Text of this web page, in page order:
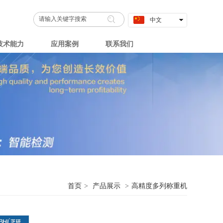
中文
术能力 应用案例 联系我们
首页 > 产品展示 > 高精度多列称重机